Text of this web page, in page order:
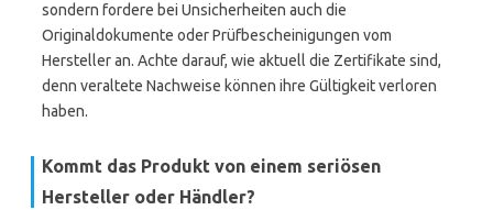
sondern fordere bei Unsicherheiten auch die
Originaldokumente oder Prüfbescheinigungen vom
Hersteller an. Achte darauf, wie aktuell die Zertifikate sind,
denn veraltete Nachweise können ihre Gültigkeit verloren
haben.
Kommt das Produkt von einem seriösen
Hersteller oder Händler?